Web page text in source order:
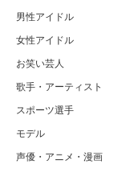
男性アイドル
女性アイドル
お笑い芸人
歌手・アーティスト
スポーツ選手
モデル
声優・アニメ・漫画